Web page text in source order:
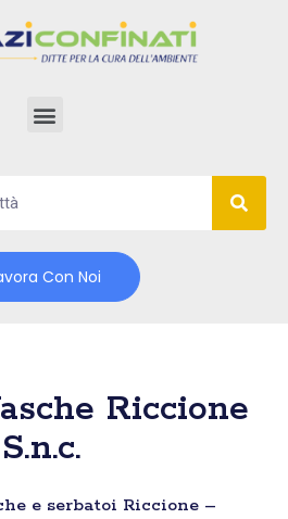
Con Noi
Riccione
e serbatoi Riccione –